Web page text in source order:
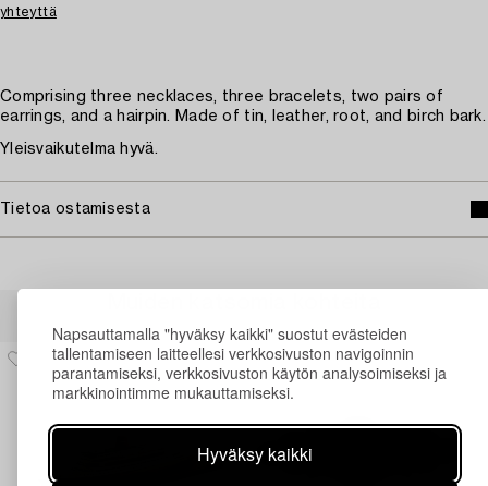
Napsauttamalla "hyväksy kaikki" suostut evästeiden
tallentamiseen laitteellesi verkkosivuston navigoinnin
parantamiseksi, verkkosivuston käytön analysoimiseksi ja
markkinointimme mukauttamiseksi.
Hyväksy kaikki
yhteyttä
Comprising three necklaces, three bracelets, two pairs of
earrings, and a hairpin. Made of tin, leather, root, and birch bark.
Yleisvaikutelma hyvä.
Tietoa ostamisesta